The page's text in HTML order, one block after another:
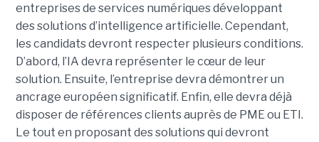
entreprises de services numériques développant
des solutions d’intelligence artificielle. Cependant,
les candidats devront respecter plusieurs conditions.
D’abord, l’IA devra représenter le cœur de leur
solution. Ensuite, l’entreprise devra démontrer un
ancrage européen significatif. Enfin, elle devra déjà
disposer de références clients auprès de PME ou ETI.
Le tout en proposant des solutions qui devront